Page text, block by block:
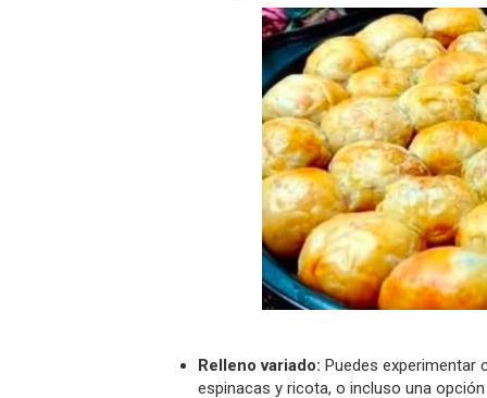
Relleno variado: Puedes experimentar
espinacas y ricota, o incluso una